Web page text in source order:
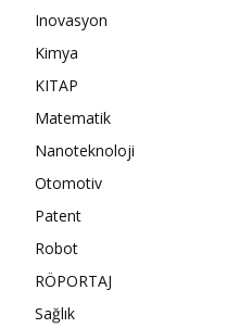
Inovasyon
Kimya
KITAP
Matematik
Nanoteknoloji
Otomotiv
Patent
Robot
RÖPORTAJ
Sağlık